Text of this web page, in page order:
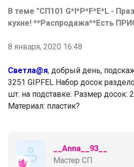
В теме "СП101 G*I*P*F*E*L -
кухне! **Распродажа**Есть
8 января, 2020 16:48
Светла@я, добрый день,
3251 GIPFEL Набор досок
шт. на подставке. Размер досок:
Материал: пластик?
__Anna__93__
Мастер СП